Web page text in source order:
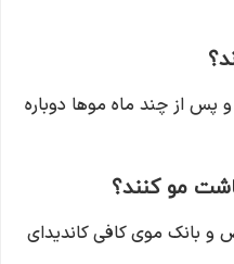
از چند ماه موها دوباره
مو کنند؟
بانک موی کافی کاندیدای